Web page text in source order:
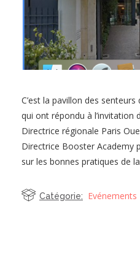
C’est la pavillon des
qui ont répondu à l’invitation
Directrice régionale Paris
Directrice Booster Academy
sur les bonnes pratiques de
Catégorie: Evénements